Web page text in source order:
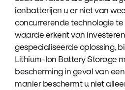
ionbatterijen u er niet van
concurrerende technologie te
waarde erkent van
gespecialiseerde oplossing,
Lithium-Ion Battery Storage
bescherming in geval van
manier beschermt u niet